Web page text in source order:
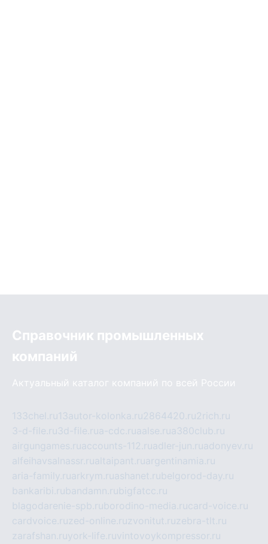
Справочник промышленных
компаний
Актуальный каталог компаний по всей России
133chel.ru13autor-kolonka.ru2864420.ru2rich.ru
3-d-file.ru3d-file.rua-cdc.ruaalse.rua380club.ru
airgungames.ruaccounts-112.ruadler-jun.ruadonyev.ru
alfeihavsalnassr.rualtaipant.ruargentinamia.ru
aria-family.ruarkrym.ruashanet.rubelgorod-day.ru
bankaribi.rubandamn.rubigfatcc.ru
blagodarenie-spb.ruborodino-media.rucard-voice.ru
cardvoice.ruzed-online.ruzvonitut.ruzebra-tlt.ru
zarafshan.ruyork-life.ruvintovoykompressor.ru